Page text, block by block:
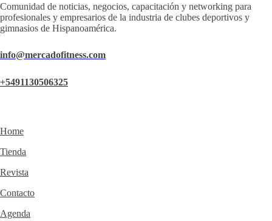
Comunidad de noticias, negocios, capacitación y networking para
profesionales y empresarios de la industria de clubes deportivos y
gimnasios de Hispanoamérica.
info@mercadofitness.com
+5491130506325
Home
Tienda
Revista
Contacto
Agenda